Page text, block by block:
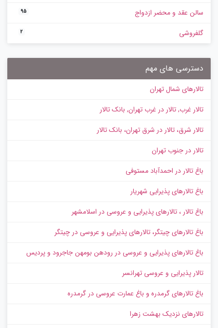
سالن عقد و محضر ازدواج 95
گلفروشی 2
دسترسی های مهم
تالارهای شمال تهران
تالار غرب, تالار در غرب تهران, بانک تالار
تالار شرق، تالار در شرق تهران، بانک تالار
تالار در جنوب تهران
باغ تالار در احمدآباد مستوفی
باغ تالارهای پذیرایی شهریار
باغ تالار ، تالارهای پذیرایی و عروسی در اسلامشهر
باغ تالارهای چیتگر، تالارهای پذیرایی و عروسی در چیتگر
باغ تالارهای پذیرایی و عروسی در رودهن بومهن جاجرود و پردیس
تالار پذیرایی و عروسی تهرانسر
باغ تالارهای گرمدره و باغ عمارت عروسی در گرمدره
تالارهای نزدیک بهشت زهرا